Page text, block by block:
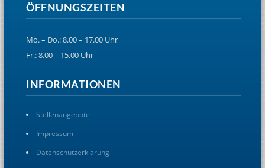
ÖFFNUNGSZEITEN
Mo. – Do.: 8.00 – 17.00 Uhr
Fr.: 8.00 – 15.00 Uhr
INFORMATIONEN
Stellenangebote
Impressum
Datenschutzerklärung